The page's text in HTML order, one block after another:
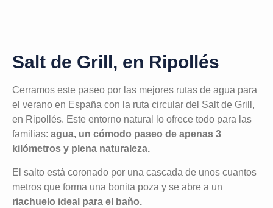
Salt de Grill, en Ripollés
Cerramos este paseo por las mejores rutas de agua para
el verano en España con la ruta circular del Salt de Grill,
en Ripollés. Este entorno natural lo ofrece todo para las
familias: agua, un cómodo paseo de apenas 3
kilómetros y plena naturaleza.
El salto está coronado por una cascada de unos cuantos
metros que forma una bonita poza y se abre a un
riachuelo ideal para el baño.